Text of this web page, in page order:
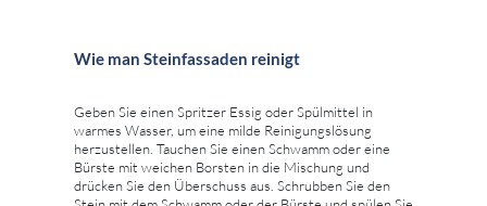
Wie man Steinfassaden reinigt
Geben Sie einen Spritzer Essig oder Spülmittel in
warmes Wasser, um eine milde Reinigungslösung
herzustellen. Tauchen Sie einen Schwamm oder eine
Bürste mit weichen Borsten in die Mischung und
drücken Sie den Überschuss aus. Schrubben Sie den